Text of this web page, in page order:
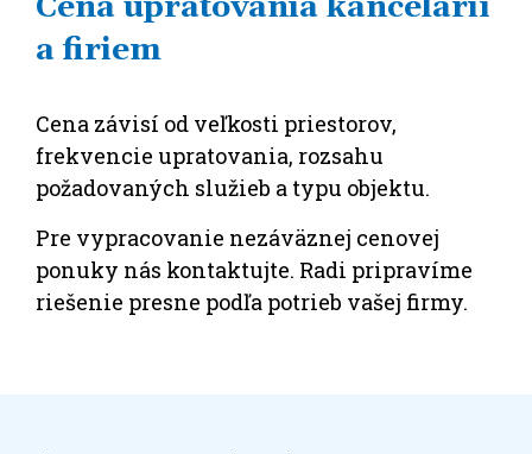
Cena upratovania kancelárií
a firiem
Cena závisí od veľkosti priestorov,
frekvencie upratovania, rozsahu
požadovaných služieb a typu objektu.
Pre vypracovanie nezáväznej cenovej
ponuky nás kontaktujte. Radi pripravíme
riešenie presne podľa potrieb vašej firmy.